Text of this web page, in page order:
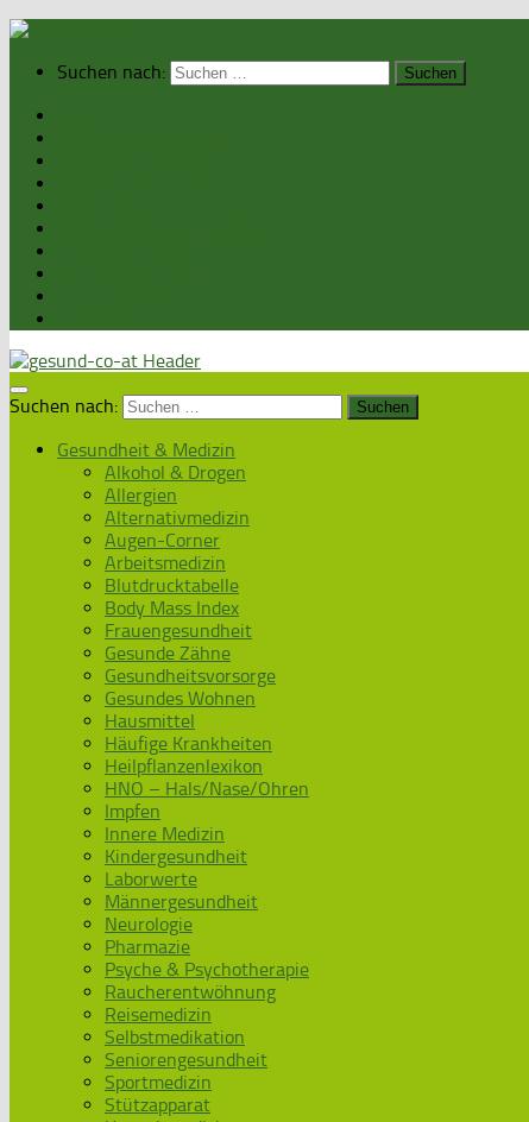
Suchen nach:
Suchen nach:
Gesundheit & Medizin
Alkohol & Drogen
Allergien
Alternativmedizin
Augen-Corner
Arbeitsmedizin
Blutdrucktabelle
Body Mass Index
Frauengesundheit
Gesunde Zähne
Gesundheitsvorsorge
Gesundes Wohnen
Hausmittel
Häufige Krankheiten
Heilpflanzenlexikon
HNO – Hals/Nase/Ohren
Impfen
Innere Medizin
Kindergesundheit
Laborwerte
Männergesundheit
Neurologie
Pharmazie
Psyche & Psychotherapie
Raucherentwöhnung
Reisemedizin
Selbstmedikation
Seniorengesundheit
Sportmedizin
Stützapparat